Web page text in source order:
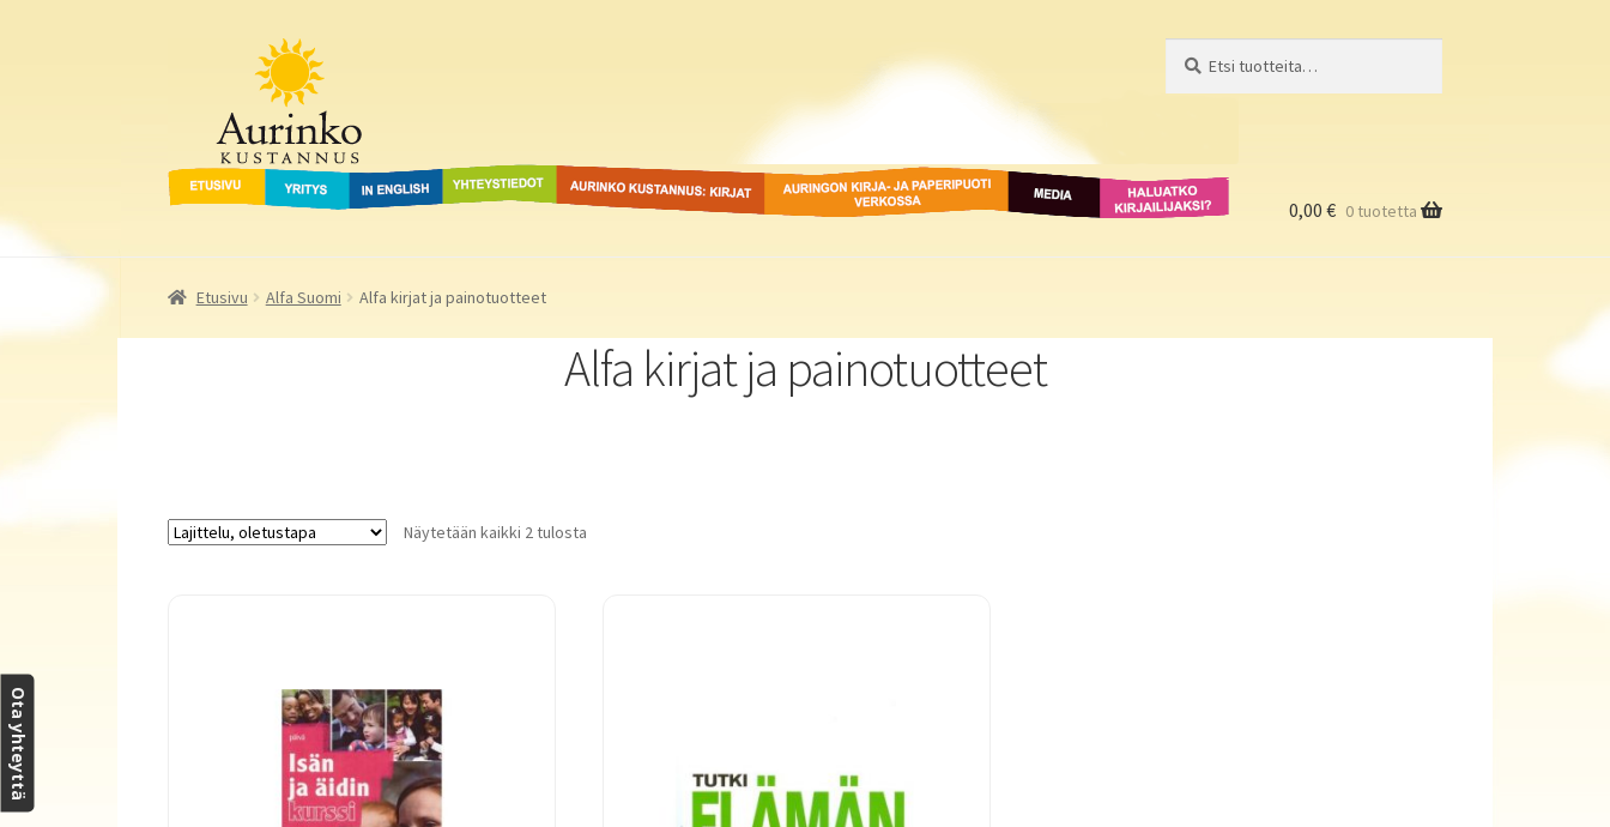
navigointiin
Aurinko Kustannus
Etusivu Yritys In English Yhteystiedot Aurinko Kustannus: kirjat Auringon kirja- ja
paperipuodit verkossa
Media
Haluatko
kirjailijaksi?
0,00 € 0 tuotetta
Etusivu Alfa Suomi Alfa kirjat ja painotuotteet
Alfa kirjat ja painotuotteet
Näytetään kaikki 2 tulosta
Ota yhteyttä